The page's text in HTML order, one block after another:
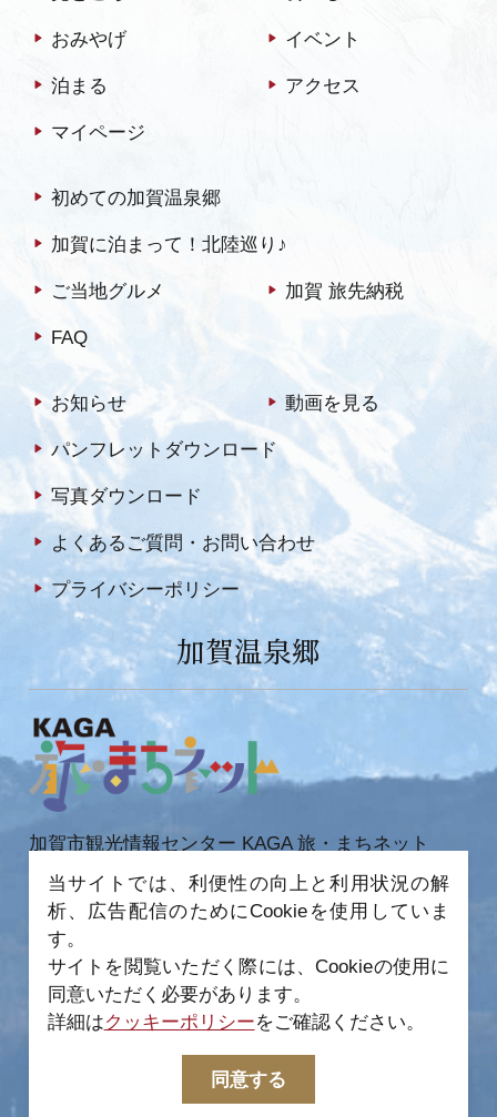
おみやげ イベント
泊まる アクセス
マイページ
初めての加賀温泉郷
加賀に泊まって！北陸巡り♪
ご当地グルメ 加賀 旅先納税
FAQ
お知らせ 動画を見る
パンフレットダウンロード
写真ダウンロード
よくあるご質問・お問い合わせ
プライバシーポリシー
加賀温泉郷
加賀市観光情報センター KAGA 旅・まちネット
〒922-0423
石川県加賀市作見町ヲ6-2 JR 加賀温泉駅内
TEL 0761-72-6678
© 2022-2026 加賀市観光情報センター All Rights
Reserved.
当サイトでは、利便性の向上と利用状況の解
析、広告配信のためにCookieを使用していま
す。
サイトを閲覧いただく際には、Cookieの使用に
同意いただく必要があります。
詳細はクッキーポリシーをご確認ください。
同意する